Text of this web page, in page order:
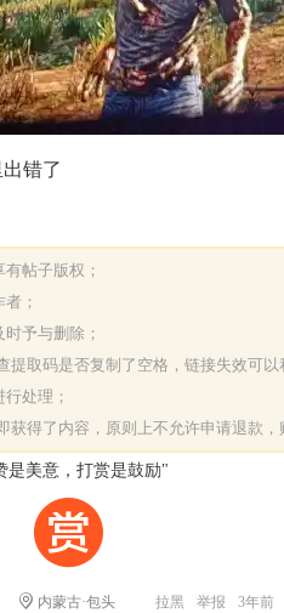
错了
帖子版权；
；
予与删除；
取码是否复制了空格，链接失效可以
处理；
得了内容，原则上不允许申请退款，
是美意，打赏是鼓励"
内蒙古·包头 拉黑 举报 3年前